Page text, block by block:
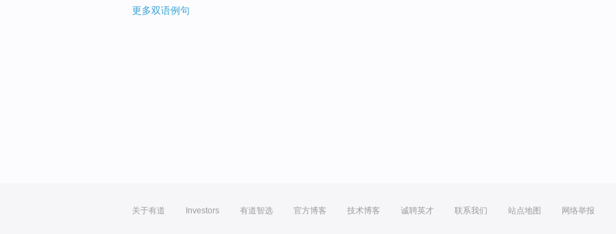
更多双语例句
关于有道 Investors 有道智选 官方博客 技术博客 诚聘英才 联系我们 站点地图 网络举报